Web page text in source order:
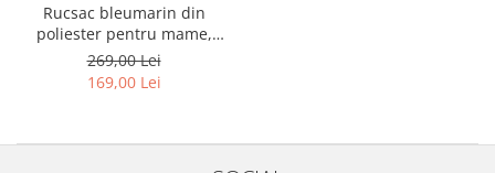
Rucsac bleumarin din
poliester pentru mame,
echipat cu o saltea de înfășat
și o husă mică detașabilă -
Peterson
269,00 Lei
169,00 Lei